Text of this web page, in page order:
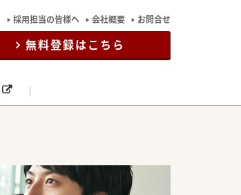
採用担当の皆様へ 会社概要 お問合せ
無料登録はこちら